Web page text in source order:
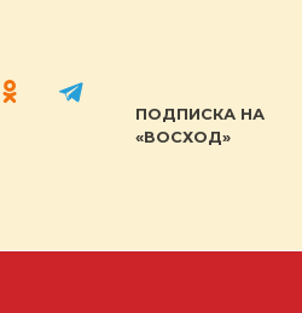
ПОДПИСКА НА
«ВОСХОД»